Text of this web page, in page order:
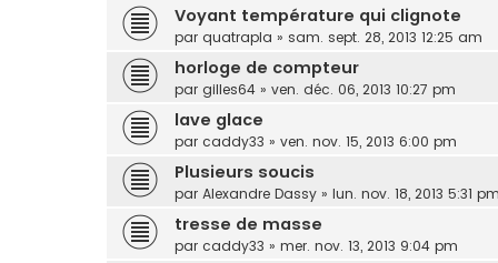
Voyant température qui clignote
par quatrapla » sam. sept. 28, 2013 12:25 am
horloge de compteur
par gilles64 » ven. déc. 06, 2013 10:27 pm
lave glace
par caddy33 » ven. nov. 15, 2013 6:00 pm
Plusieurs soucis
par Alexandre Dassy » lun. nov. 18, 2013 5:31 pm
tresse de masse
par caddy33 » mer. nov. 13, 2013 9:04 pm